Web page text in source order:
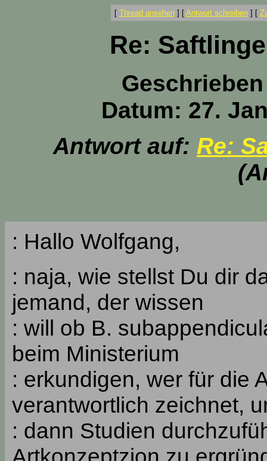
[ Thread ansehen] [ Antwort schreiben] [
Re:
Datum: 27.
Antwort auf: Re:
: Hallo Wolfgang,
: naja, wie stellst Du dir
jemand, der wissen
: will ob B.
beim Ministerium
: erkundigen, wer für die
verantwortlich zeichnet,
: dann Studien